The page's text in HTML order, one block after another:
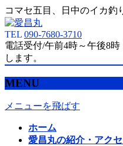
コマセ五目、日中のイカ釣
TEL 090-7680-3710
電話受付/午前4時～午後8
します。
MENU
メニューを飛ばす
ホーム
愛昌丸の紹介・アク